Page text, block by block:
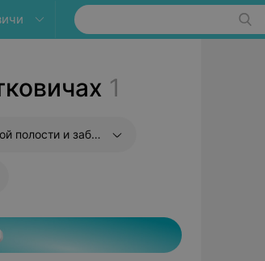
1
забрюшиного пространства